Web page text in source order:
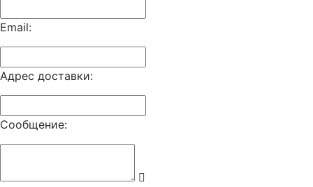
Email:
Адрес доставки:
Сообщение: